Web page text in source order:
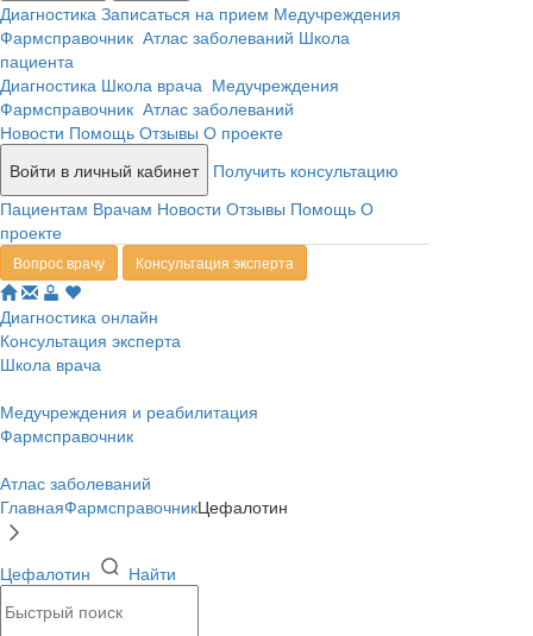
Диагностика Записаться на прием Медучреждения
Фармсправочник Атлас заболеваний Школа
пациента
Диагностика Школа врача Медучреждения
Фармсправочник Атлас заболеваний
Новости Помощь Отзывы О проекте
Войти в личный кабинет
Получить консультацию
Пациентам Врачам Новости Отзывы Помощь О
проекте
Вопрос врачу Консультация эксперта
Диагностика онлайн
Консультация эксперта
Школа врача
Медучреждения и реабилитация
Фармсправочник
Атлас заболеваний
ГлавнаяФармсправочникЦефалотин
Цефалотин Найти